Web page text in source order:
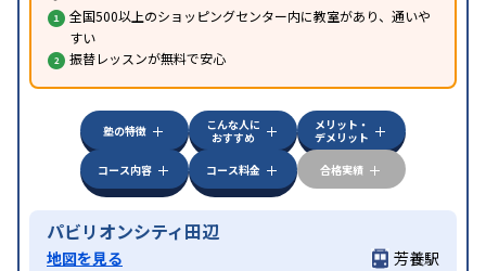
全国500以上のショッピングセンター内に教室があり、通いや
すい
振替レッスンが無料で安心
塾の特徴
こんな人に
おすすめ
メリット・
デメリット
コース内容
コース料金 合格実績
パビリオンシティ田辺
地図を見る
芳養駅